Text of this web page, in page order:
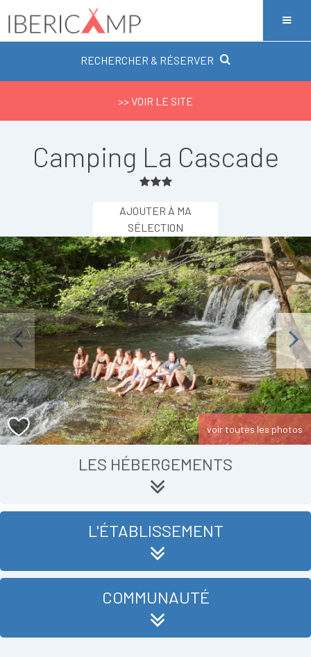
RECHERCHER & RÉSERVER
>> VOIR LE SITE
Camping La Cascade
AJOUTER À MA
SÉLECTION
Next
voir toutes les photos
LES HÉBERGEMENTS
L'ÉTABLISSEMENT
COMMUNAUTÉ